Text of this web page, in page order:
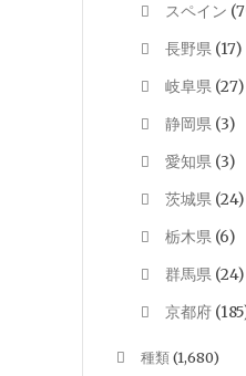
スペイン
長野県 (17)
岐阜県 (27)
静岡県 (3)
愛知県 (3)
茨城県 (24)
栃木県 (6)
群馬県 (24)
京都府
種類(1,680)